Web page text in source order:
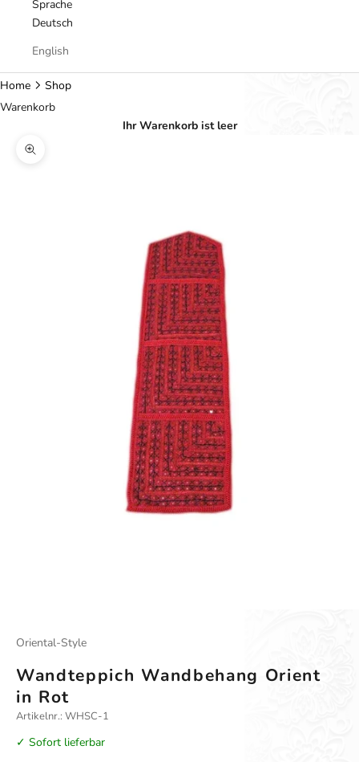
Sprache
Deutsch
English
Home
Shop
Warenkorb
Ihr Warenkorb ist leer
Bild vergrößern
Oriental-Style
Wandteppich Wandbehang Orient
in Rot
Artikelnr.: WHSC-1
✓ Sofort lieferbar